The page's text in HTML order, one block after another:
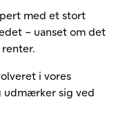
med et stort
– uanset om det
i vores
udmærker sig ved